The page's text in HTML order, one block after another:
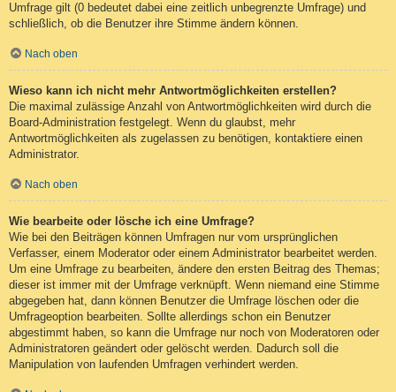
Umfrage gilt (0 bedeutet dabei eine zeitlich unbegrenzte Umfrage) und
schließlich, ob die Benutzer ihre Stimme ändern können.
Nach oben
Wieso kann ich nicht mehr Antwortmöglichkeiten erstellen?
Die maximal zulässige Anzahl von Antwortmöglichkeiten wird durch die
Board-Administration festgelegt. Wenn du glaubst, mehr
Antwortmöglichkeiten als zugelassen zu benötigen, kontaktiere einen
Administrator.
Nach oben
Wie bearbeite oder lösche ich eine Umfrage?
Wie bei den Beiträgen können Umfragen nur vom ursprünglichen
Verfasser, einem Moderator oder einem Administrator bearbeitet werden.
Um eine Umfrage zu bearbeiten, ändere den ersten Beitrag des Themas;
dieser ist immer mit der Umfrage verknüpft. Wenn niemand eine Stimme
abgegeben hat, dann können Benutzer die Umfrage löschen oder die
Umfrageoption bearbeiten. Sollte allerdings schon ein Benutzer
abgestimmt haben, so kann die Umfrage nur noch von Moderatoren oder
Administratoren geändert oder gelöscht werden. Dadurch soll die
Manipulation von laufenden Umfragen verhindert werden.